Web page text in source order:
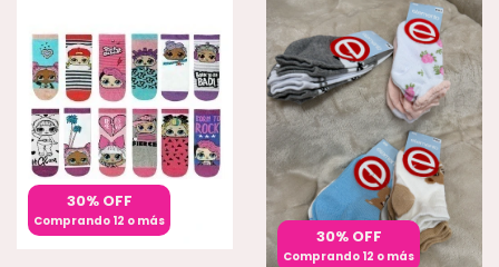
30% OFF
Comprando 12 o más
30% OFF
Comprando 12 o más